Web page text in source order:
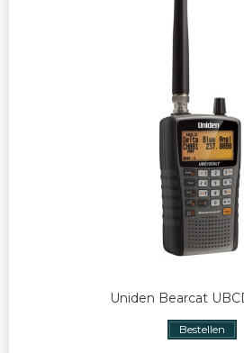
Uniden Bearcat
Bestellen